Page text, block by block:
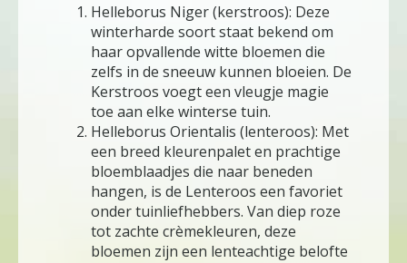
Helleborus Niger (kerstroos): Deze
winterharde soort staat bekend om
haar opvallende witte bloemen die
zelfs in de sneeuw kunnen bloeien. De
Kerstroos voegt een vleugje magie
toe aan elke winterse tuin.
Helleborus Orientalis (lenteroos): Met
een breed kleurenpalet en prachtige
bloemblaadjes die naar beneden
hangen, is de Lenteroos een favoriet
onder tuinliefhebbers. Van diep roze
tot zachte crèmekleuren, deze
bloemen zijn een lenteachtige belofte